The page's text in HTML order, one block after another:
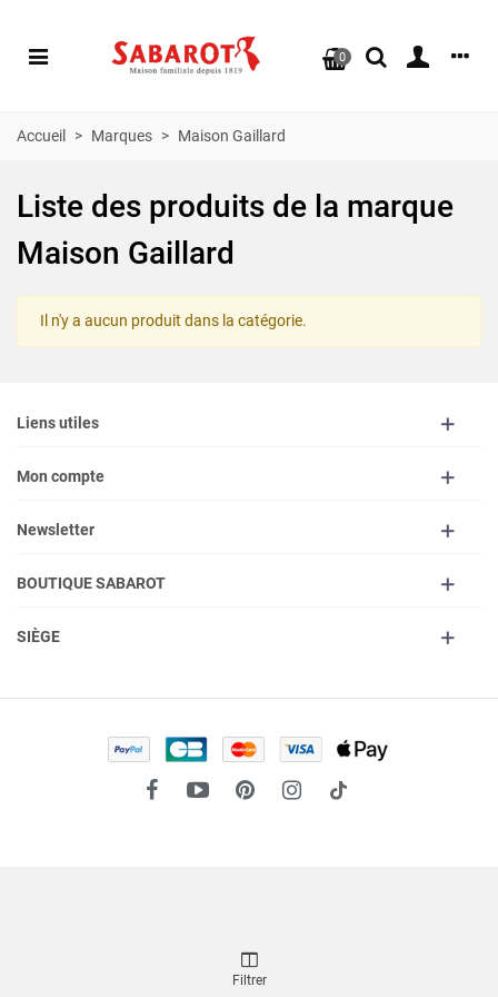
0
Accueil > Marques > Maison Gaillard
Liste des produits de la marque
Maison Gaillard
Il n'y a aucun produit dans la catégorie.
Liens utiles
Mon compte
Newsletter
BOUTIQUE SABAROT
SIÈGE
Filtrer